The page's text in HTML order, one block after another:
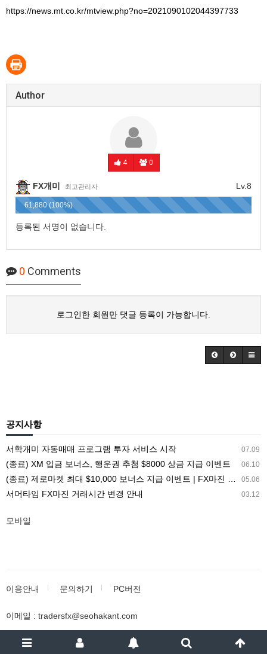
https://news.mt.co.kr/mtview.php?no=2021090102044397733
Author
4 0
Lv.8
FX개미 최고관리자
61,880 (100%)
등록된 서명이 없습니다.
0 Comments
로그인한 회원만 댓글 등록이 가능합니다.
공지사항
07.09
서학개미 자동매매 프로그램 투자 서비스 시작
06.10
(종료) XM 입금 보너스, 행운권 추첨 $8000 상금 지급 이벤트
05.06
(종료) 제로마켓 최대 $10,000 보너스 지급 이벤트 | FX마진 해외거래소 ZEROMARKETS
03.12
서머타임 FX마진 거래시간 변경 안내
모바일
이용안내 문의하기 PC버전
이메일 : tradersfx@seohakant.com
서학개미 투자포럼 - 해외투자 트렌드의 중심 All rights reserved.